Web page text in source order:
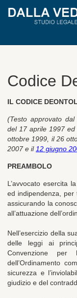
Codice
IL CODICE
(Testo approvato
del 17 aprile 1997
ottobre 1999, il 26
2007 e il 12 giugno
PREAMBOLO
L’avvocato esercita
ed indipendenza, per
assicurando la
all’attuazione
Nell’esercizio della
delle leggi ai
Convenzione
dell’Ordinamento
sicurezza e
giudizio e del